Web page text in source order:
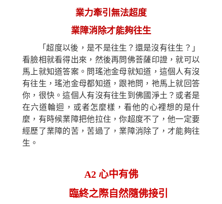
業力牽引無法超度
業障消除才能夠往生
「超度以後，是不是往生？還是沒有往生？」
看臉相就看得出來，然後再問佛菩薩印證，就可以
馬上就知道答案。問瑤池金母就知道，這個人有沒
有往生，瑤池金母都知道，跟祂問， 祂馬上就回答
你，很快。這個人有沒有往生到佛國淨土？或者是
在六道輪迴，或者怎麼樣，看他的心裡想的是什
麼，有時候業障把他拉住，你超度不了，他一定要
經歷了業障的苦，苦過了，業障消除了，才能夠往
生。
A2心中有佛
臨終之際自然隨佛接引